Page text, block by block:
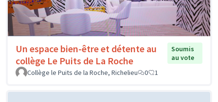
Un espace bien-être et détente au
collège Le Puits de La Roche
Soumis
au vote
Collège le Puits de la Roche, Richelieu
0 1